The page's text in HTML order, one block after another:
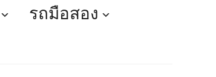
รถมือสอง